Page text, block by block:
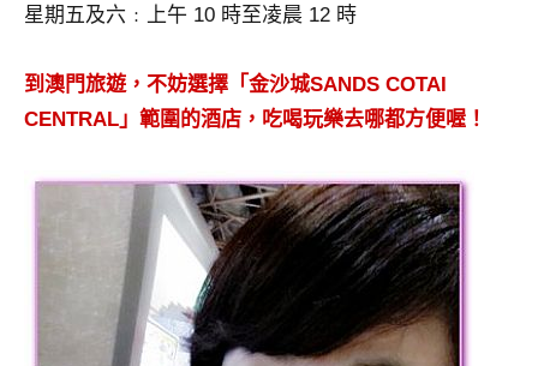
及
遊
欄、
星期五及六﹕上午 10 時至凌晨 12 時
到澳門旅遊，不妨選擇「金沙城SANDS COTAI
CENTRAL」範圍的酒店，吃喝玩樂去哪都方便喔！